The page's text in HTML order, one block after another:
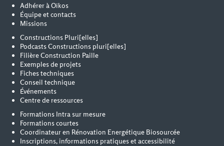
Adhérer à Oïkos
Équipe et contacts
Missions
Constructions Pluri[elles]
Podcasts Constructions pluri[elles]
Filière Construction Paille
Exemples de projets
Fiches techniques
Conseil technique
Événements
Centre de ressources
Formations Intra sur mesure
Formations courtes
Coordinateur en Rénovation Energétique Biosourcée
Inscriptions, informations pratiques et accessibilité